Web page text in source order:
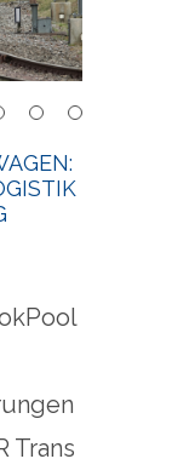
Trans